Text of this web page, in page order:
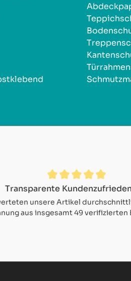
von 4.9 von 5 Sternen
Transparente
unsere Artikel
aus insgesamt 49 verifizierten